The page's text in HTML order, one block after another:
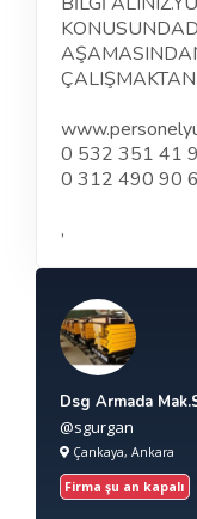
0 532 351 41
0 312 490 90
,
Dsg Armada
@sgurgan
Çankaya, Ankara
Firma şu an kapalı